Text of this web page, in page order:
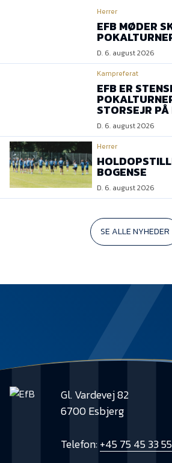
Herrer
EFB MØDER
D. 6. august 2026
Kampreferat
EFB ER
STORSEJR
D. 6. august 2026
Herrer
BOGENSE
D. 6. august 2026
SE ALLE NYHEDER
Gl. Vardevej 82
6700 Esbjerg
Telefon:+45 75 45 33 55